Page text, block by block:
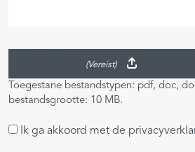
(Vereist)
Toegestane bestandstypen: pdf, doc,
bestandsgrootte: 10 MB.
Instemming
Ik ga akkoord met de